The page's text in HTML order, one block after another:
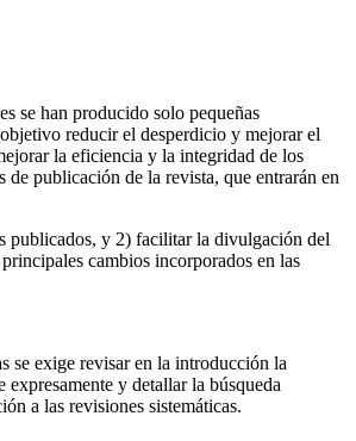
se han producido solo pequeñas
reducir el desperdicio y mejorar el
la eficiencia y la integridad de los
publicación de la revista, que entrarán en
publicados, y 2) facilitar la divulgación del
cambios incorporados en las
se exige revisar en la introducción la
y detallar la búsqueda
a las revisiones sistemáticas.